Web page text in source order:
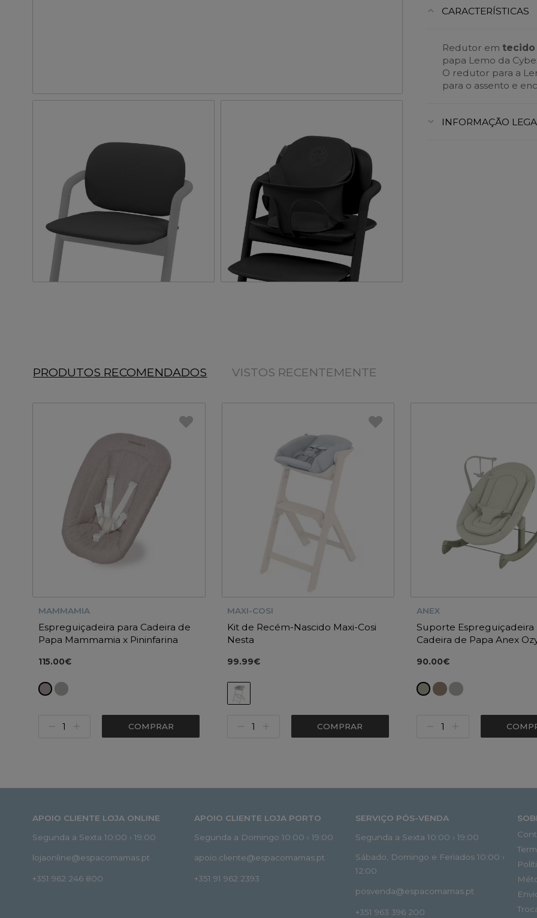
CARACTERÍSTICAS
Redutor emtecido
papa Lemo da
O redutor para a
para o assento e
INFORMAÇÃO
PRODUTOS RECOMENDADOS VISTOS RECENTEMENTE
MAMMAMIA
Espreguiçadeira para Cadeira de
Papa Mammamia x Pininfarina
115.00€
COMPRAR
MAXI-COSI
Kit de Recém-Nascido Maxi-Cosi
Nesta
99.99€
COMPRAR
ANEX
Suporte Espreguiçadeira
Cadeira de Papa Anex
90.00€
APOIO CLIENTE LOJA ONLINE
Segunda a Sexta 10:00 › 19:00
lojaonline@espacomamas.pt
+351 962 246 800
APOIO CLIENTE LOJA PORTO
Segunda a Domingo 10:00 › 19:00
apoio.cliente@espacomamas.pt
+351 91 962 2393
SERVIÇO PÓS-VENDA
Segunda a Sexta 10:00 › 19:00
Sábado, Domingo e Feriados 10:00 ›
12:00
posvenda@espacomamas.pt
+351 963 396 200